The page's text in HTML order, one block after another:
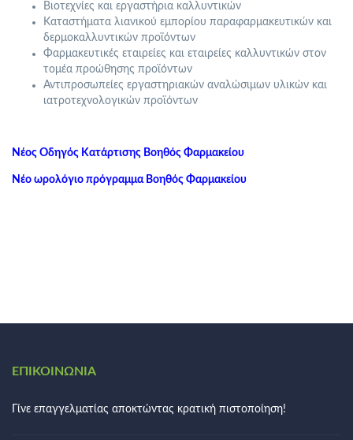
Βιοτεχνίες και εργαστήρια καλλυντικών
Καταστήματα λιανικού εμπορίου παραφαρμακευτικών και
δερμοκαλλυντικών προϊόντων
Φαρμακευτικές εταιρείες και εταιρείες καλλυντικών στον
τομέα προώθησης προϊόντων
Αντιπροσωπείες εργαστηριακών αναλώσιμων υλικών και
ιατροτεχνολογικών προϊόντων
Νέος Οδηγός Κατάρτισης Βοηθός Φαρμακείου
Νέο ωρολόγιο πρόγραμμα Βοηθός Φαρμακείου
ΕΠΙΚΟΙΝΩΝΊΑ
Γίνε επαγγελματίας αποκτώντας κρατική πιστοποίηση!